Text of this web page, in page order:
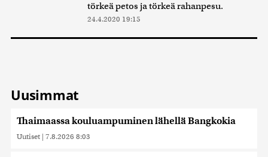
törkeä petos ja törkeä rahanpesu.
24.4.2020 19:15
Uusimmat
Thaimaassa kouluampuminen lähellä Bangkokia
Uutiset | 7.8.2026 8:03